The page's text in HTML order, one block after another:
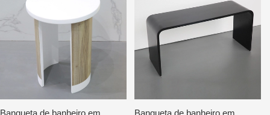
Banqueta de banheiro em
Banqueta de banheiro em